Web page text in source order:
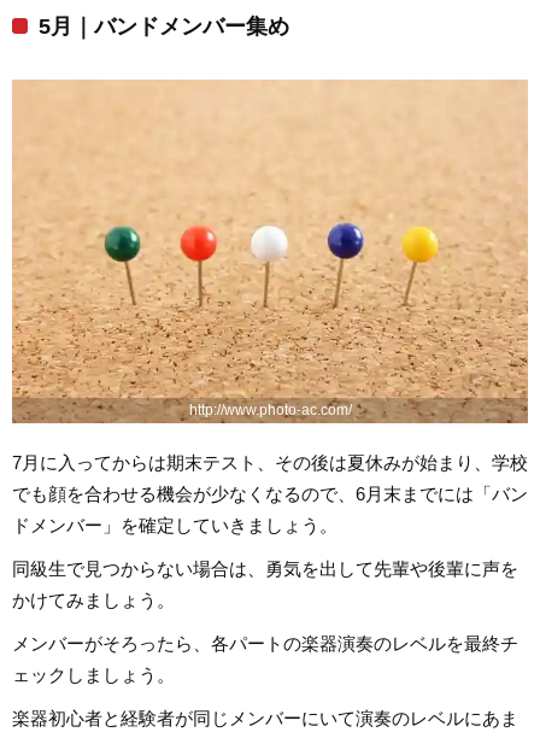
5月｜バンドメンバー集め
http://www.photo-ac.com/
7月に入ってからは期末テスト、その後は夏休みが始まり、学校
でも顔を合わせる機会が少なくなるので、6月末までには「バン
ドメンバー」を確定していきましょう。
同級生で見つからない場合は、勇気を出して先輩や後輩に声を
かけてみましょう。
メンバーがそろったら、各パートの楽器演奏のレベルを最終チ
ェックしましょう。
楽器初心者と経験者が同じメンバーにいて演奏のレベルにあま